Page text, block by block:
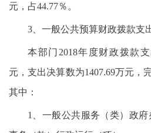
元，占44.77％。
3、一般公共预算财政拨款支
本部门2018年度财政拨款
元，支出决算数为1407.69万元，
其中：
1、一般公共服务（类）政